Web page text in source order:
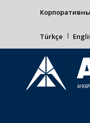
Türkçe